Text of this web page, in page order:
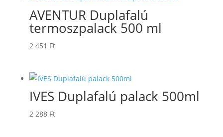
AVENTUR Duplafalú
termoszpalack 500 ml
2 451 Ft
IVES Duplafalú palack 500ml
2 288 Ft